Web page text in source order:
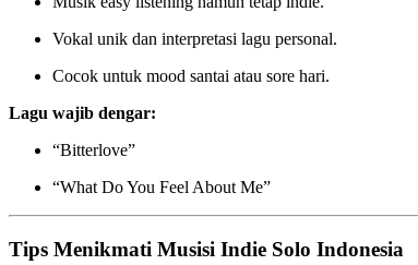
Vokal unik dan interpretasi lagu personal.
Cocok untuk mood santai atau sore hari.
Lagu wajib dengar:
“Bitterlove”
“What Do You Feel About Me”
Tips Menikmati Musisi Indie Solo Indonesia